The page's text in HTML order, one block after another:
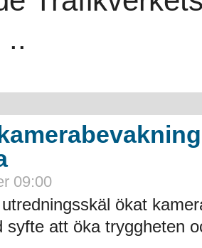
..
09:00
ökat
syfte att öka tryggheten